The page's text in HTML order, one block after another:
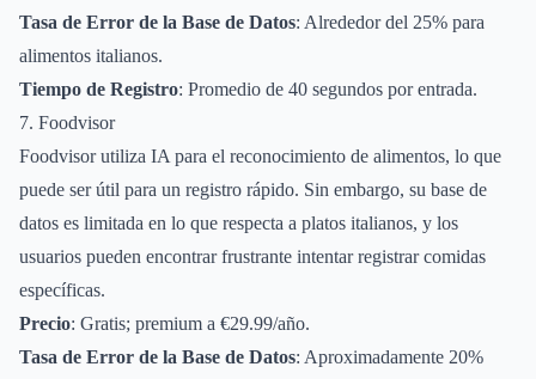
Tasa de Error de la Base de Datos: Alrededor del 25% para
alimentos italianos.
Tiempo de Registro: Promedio de 40 segundos por entrada.
7. Foodvisor
Foodvisor utiliza IA para el reconocimiento de alimentos, lo que
puede ser útil para un registro rápido. Sin embargo, su base de
datos es limitada en lo que respecta a platos italianos, y los
usuarios pueden encontrar frustrante intentar registrar comidas
específicas.
Precio: Gratis; premium a €29.99/año.
Tasa de Error de la Base de Datos: Aproximadamente 20%